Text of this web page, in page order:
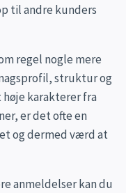
til andre kunders
regel nogle mere
struktur og
høje karakterer fra
er det ofte en
og dermed værd at
anmeldelser kan du